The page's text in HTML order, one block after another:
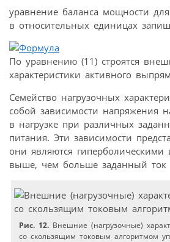
уравнение баланса мощности
в относительных единицах
По уравнению (11) строятся
характеристики активного
Семейство нагрузочных
собой зависимости напряжения
в нагрузке при различных
питания. Эти зависимости
они являются
выше, чем больше заданный ток
Рис. 12. Внешние (нагрузочные)
со скользящим токовым алгоритмом